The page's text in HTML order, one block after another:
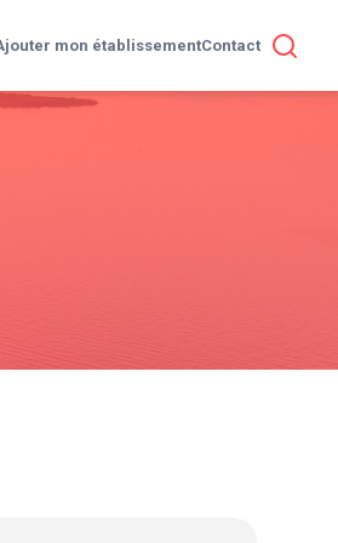
mon établissementContact